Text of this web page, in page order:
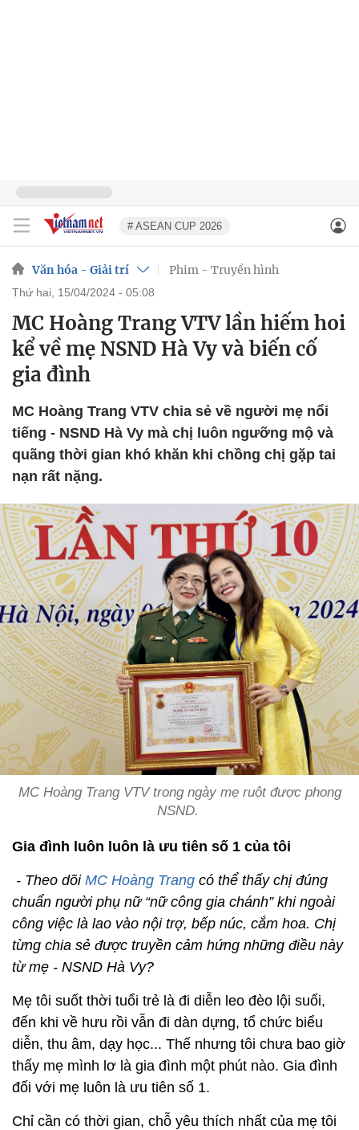
# ASEAN CUP 2026
Văn hóa - Giải trí Phim - Truyền hình
thứ hai, 15/04/2024 - 05:08
MC Hoàng Trang VTV lần hiếm hoi
kể về mẹ NSND Hà Vy và biến cố
gia đình
MC Hoàng Trang VTV chia sẻ về người mẹ nổi
tiếng - NSND Hà Vy mà chị luôn ngưỡng mộ và
quãng thời gian khó khăn khi chồng chị gặp tai
nạn rất nặng.
MC Hoàng Trang VTV trong ngày mẹ ruột được phong
NSND.
Gia đình luôn luôn là ưu tiên số 1 của tôi
- Theo dõi MC Hoàng Trang có thể thấy chị đúng
chuẩn người phụ nữ “nữ công gia chánh” khi ngoài
công việc là lao vào nội trợ, bếp núc, cắm hoa. Chị
từng chia sẻ được truyền cảm hứng những điều này
từ mẹ - NSND Hà Vy?
Mẹ tôi suốt thời tuổi trẻ là đi diễn leo đèo lội suối,
đến khi về hưu rồi vẫn đi dàn dựng, tổ chức biểu
diễn, thu âm, dạy học... Thế nhưng tôi chưa bao giờ
thấy mẹ mình lơ là gia đình một phút nào. Gia đình
đối với mẹ luôn là ưu tiên số 1.
Chỉ cần có thời gian, chỗ yêu thích nhất của mẹ tôi